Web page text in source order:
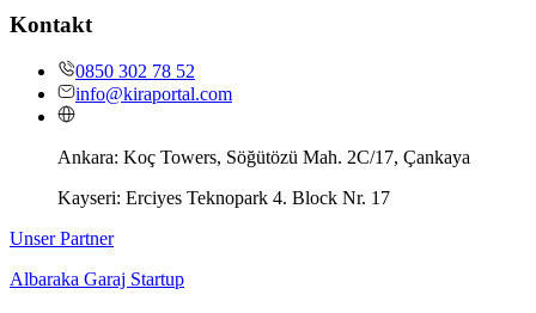
Kontakt
0850 302 78 52
info@kiraportal.com
Ankara: Koç Towers, Söğütözü Mah. 2C/17, Çankaya
Kayseri: Erciyes Teknopark 4. Block Nr. 17
Unser Partner
Albaraka Garaj Startup